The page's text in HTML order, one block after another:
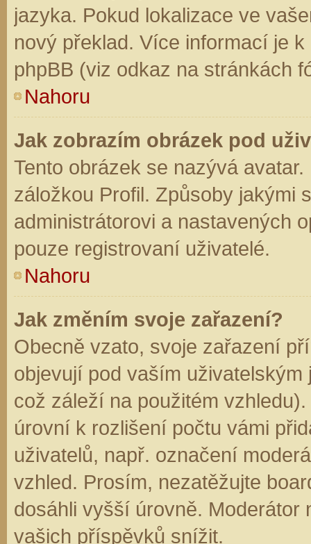
jazyka. Pokud lokalizace ve
nový překlad. Více informací je
phpBB (viz odkaz na stránkách
Nahoru
Jak zobrazím obrázek pod
Tento obrázek se nazývá
záložkou Profil. Způsoby jakými
administrátorovi a nastavených
pouze registrovaní uživatelé.
Nahoru
Jak změním svoje zařazení?
Obecně vzato, svoje zařazení
objevují pod vaším
což záleží na použitém
úrovní k rozlišení počtu vámi
uživatelů, např. označení
vzhled. Prosím, nezatěžujte
dosáhli vyšší úrovně. Moderátor
vašich příspěvků snížit.